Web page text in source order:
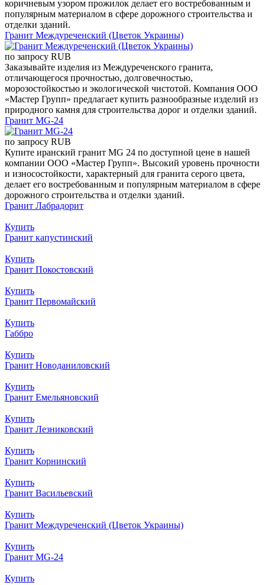
коричневым узором прожилок делает его востребованным и
популярным материалом в сфере дорожного строительства и
отделки зданий.
Гранит Междуреченский (Цветок Украины)
по запросу RUB
Заказывайте изделия из Междуреченского гранита,
отличающегося прочностью, долговечностью,
морозостойкостью и экологической чистотой. Компания ООО
«Мастер Групп» предлагает купить разнообразные изделий из
природного камня для строительства дорог и отделки зданий.
Гранит MG-24
по запросу RUB
Купите иранский гранит MG 24 по доступной цене в нашей
компании ООО «Мастер Групп». Высокий уровень прочности
и износостойкости, характерный для гранита серого цвета,
делает его востребованным и популярным материалом в сфере
дорожного строительства и отделки зданий.
Гранит Лабрадорит
Купить
Гранит капустинский
Купить
Гранит Покостовский
Купить
Гранит Первомайский
Купить
Габбро
Купить
Гранит Новоданиловский
Купить
Гранит Емельяновский
Купить
Гранит Лезниковский
Купить
Гранит Корнинский
Купить
Гранит Васильевский
Купить
Гранит Междуреченский (Цветок Украины)
Купить
Гранит MG-24
Купить